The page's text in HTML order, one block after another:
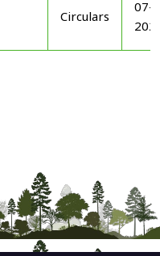
Circulars
07-